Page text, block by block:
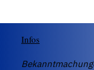
Infos